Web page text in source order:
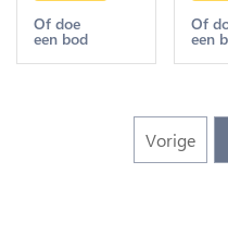
idenfier ->
Faire offre
Of doe
een bod
Of
een
Vorige